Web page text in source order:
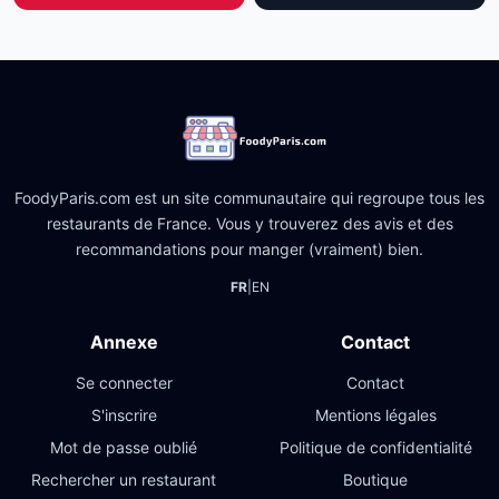
FoodyParis.com est un site communautaire qui regroupe tous les
restaurants de France. Vous y trouverez des avis et des
recommandations pour manger (vraiment) bien.
FR| EN
Annexe
Se connecter
S'inscrire
Mot de passe oublié
Rechercher un restaurant
Contact
Contact
Mentions légales
Politique de confidentialité
Boutique